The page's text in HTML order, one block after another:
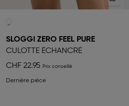
SLOGGI ZERO FEEL PURE
CULOTTE ÉCHANCRÉ
CHF 22.95
Dernière pièce